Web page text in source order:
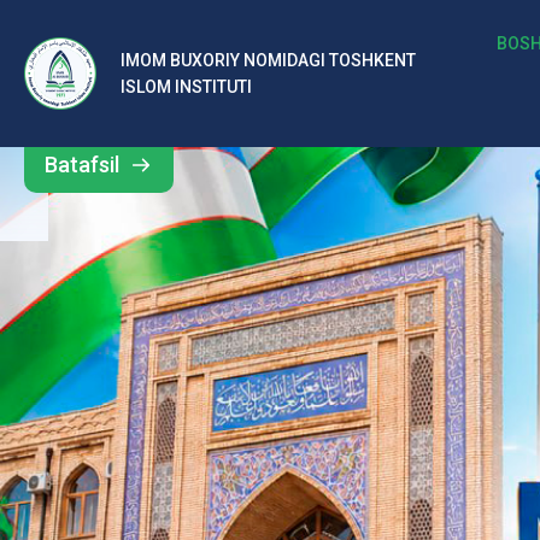
IMOM BUXORIY NOMIDAGI TOSHKENT
ISLOM INSTITUTI
b
al
ar
o‘
rt
a
si
d
Barcha
yangiliklar
Batafsil